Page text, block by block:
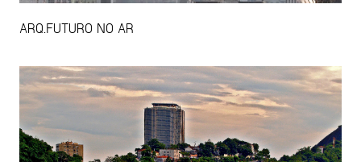
ARQ.FUTURO NO AR